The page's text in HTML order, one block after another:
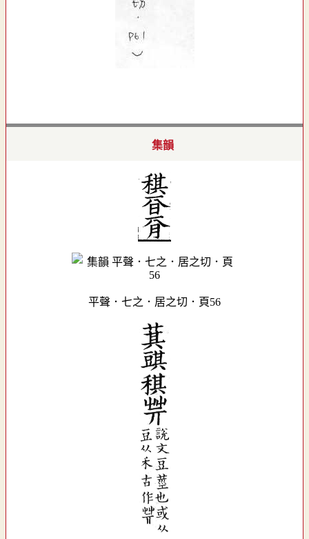
集韻
平聲．七之．居之切．頁56